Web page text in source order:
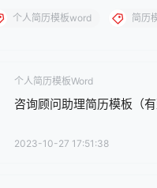
个人简历模板word 简历
个人简历模板Word
咨询顾问助理简历模板（有
2023-10-27 17:51:38